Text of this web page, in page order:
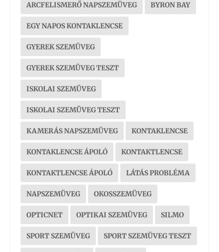
ARCFELISMERŐ NAPSZEMÜVEG BYRON BAY
EGY NAPOS KONTAKLENCSE
GYEREK SZEMÜVEG
GYEREK SZEMÜVEG TESZT
ISKOLAI SZEMÜVEG
ISKOLAI SZEMÜVEG TESZT
KAMERÁS NAPSZEMÜVEG KONTAKLENCSE
KONTAKLENCSE ÁPOLÓ KONTAKTLENCSE
KONTAKTLENCSE ÁPOLÓ LÁTÁS PROBLÉMA
NAPSZEMÜVEG OKOSSZEMÜVEG
OPTICNET OPTIKAI SZEMÜVEG SILMO
SPORT SZEMÜVEG SPORT SZEMÜVEG TESZT